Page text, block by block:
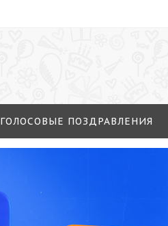
ГОЛОСОВЫЕ ПОЗДРАВЛЕНИЯ